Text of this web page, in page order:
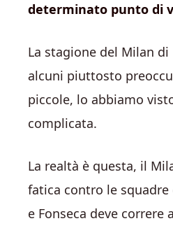
determinato punto di
La stagione del Milan
alcuni piuttosto
piccole, lo abbiamo
complicata.
La realtà è questa, il
fatica contro le squadre
e Fonseca deve